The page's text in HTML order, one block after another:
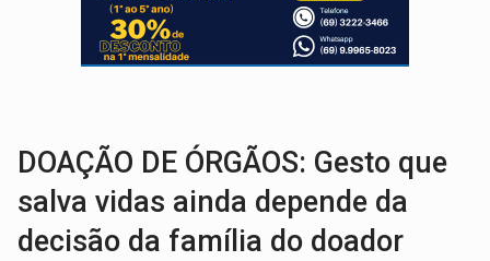
JUSTIÇA: Comarca de Nova Mamoré terá seu primeiro
ADAILTON FÚRIA: Assessoria denuncia suposto ataque com perfis
Coreografia de Rondônia estreia na programação do Festival de
DOAÇÃO DE ÓRGÃOS: Gesto que
salva vidas ainda depende da
decisão da família do doador